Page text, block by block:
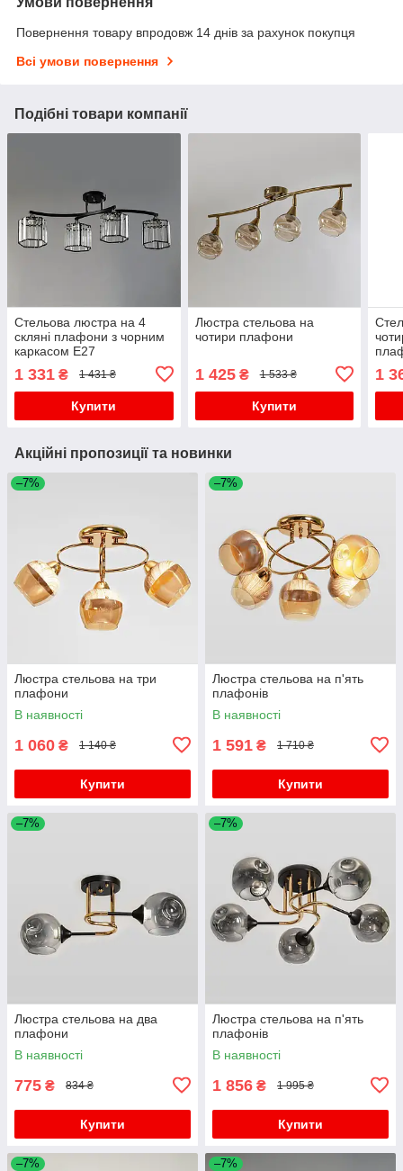
Повернення товару впродовж 14 днів за рахунок покупця
Всі умови повернення
Подібні товари компанії
Стельова люстра на 4
скляні плафони з чорним
каркасом E27
1 331 ₴ 1 431 ₴
Купити
Люстра стельова на
чотири плафони
1 425₴ 1 533 ₴
Купити
1
Акційні пропозиції та новинки
–7%
Люстра стельова на три
плафони
В наявності
1 060 ₴ 1 140 ₴
Купити
–7%
Люстра стельова на п'ять
плафонів
В наявності
1 591 ₴ 1 710 ₴
Купити
–7%
Люстра стельова на два
плафони
В наявності
775 ₴ 834 ₴
Купити
–7%
Люстра стельова на п'ять
плафонів
В наявності
1 856 ₴ 1 995 ₴
Купити
–7% –7%